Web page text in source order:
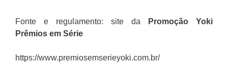
Fonte e regulamento: site da Promoção Yoki
Prêmios em Série
https://www.premiosemserieyoki.com.br/